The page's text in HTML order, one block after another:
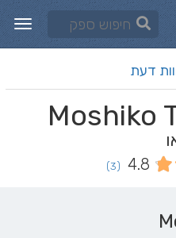
דעת
Moshiko
4.8
(3)